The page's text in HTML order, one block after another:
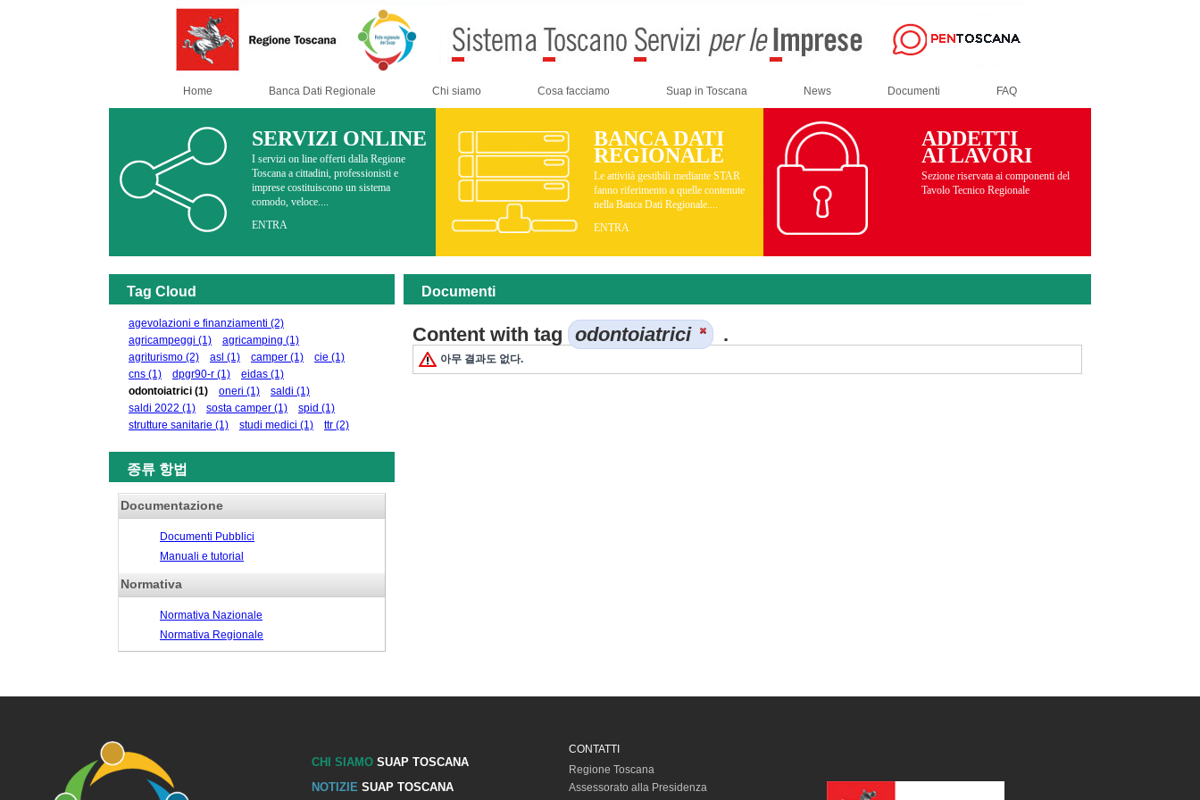
Home Banca Dati Regionale Chi siamo Cosa facciamo Suap in Toscana News Documenti FAQ
ADDETTI
AI LAVORI
Sezione riservata ai componenti del
Tavolo Tecnico Regionale
SERVIZI ONLINE
I servizi on line offerti dalla Regione
Toscana a cittadini, professionisti e
imprese costituiscono un sistema
comodo, veloce....
ENTRA
BANCA DATI
REGIONALE
Le attività gestibili mediante STAR
fanno riferimento a quelle contenute
nella Banca Dati Regionale....
ENTRA
Tag Cloud
agevolazioni e finanziamenti (2)
agricampeggi (1) agricamping (1)
agriturismo (2) asl (1) camper (1) cie (1)
cns (1) dpgr90-r (1) eidas (1)
odontoiatrici (1) oneri (1) saldi (1)
saldi 2022 (1) sosta camper (1) spid (1)
strutture sanitarie (1) studi medici (1) ttr (2)
종류 항법
Documentazione
Documenti Pubblici
Manuali e tutorial
Normativa
Normativa Nazionale
Normativa Regionale
Documenti
Content with tag odontoiatrici .
아무 결과도 없다.
CHI SIAMOSUAP TOSCANA
NOTIZIE SUAP TOSCANA
CONTATTI
Regione Toscana
Assessorato alla Presidenza